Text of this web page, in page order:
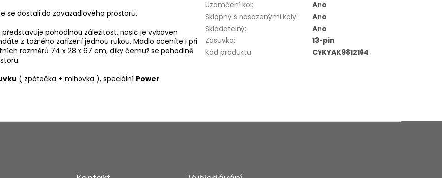
se dostali do zavazadlového prostoru.
představuje pohodlnou záležitost, nosič je vybaven
z tažného zařízení jednou rukou. Madlo oceníte i při
rozměrů 74 x 28 x 67 cm, díky čemuž se pohodlně
( zpátečka + mlhovka ), speciální Power
Uzamčení kol:
Ano
Sklopný s nasazenými koly:
Ano
Skladatelný:
Ano
Zásuvka:
13-pin
Kód produktu: CYKYAK9812164